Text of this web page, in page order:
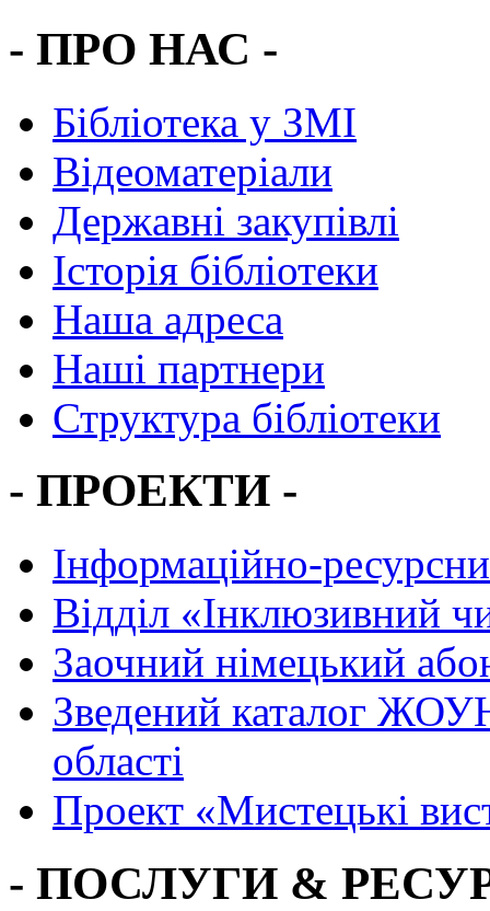
- ПРО НАС -
Бібліотека у ЗМІ
Відеоматеріали
Державні закупівлі
Історія бібліотеки
Наша адреса
Наші партнери
Структура бібліотеки
- ПРОЕКТИ -
Інформаційно-
Вiддiл «Інклюзивний
Заочний німецький
Зведений каталог
області
Проект «Мистецькі
- ПОСЛУГИ &